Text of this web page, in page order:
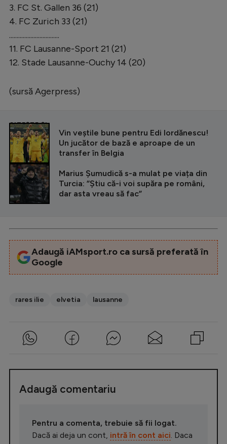
Creează cont
3. FC St. Gallen 36 (21)
4. FC Zurich 33 (21)
.................................
11. FC Lausanne-Sport 21 (21)
12. Stade Lausanne-Ouchy 14 (20)
(sursă Agerpress)
CITEȘTE ȘI
Vin veștile bune pentru Edi Iordănescu!
Un jucător de bază e aproape de un
transfer în Belgia
Marius Șumudică s-a mulat pe viața din
Turcia: ”Știu că-i voi supăra pe români,
dar asta vreau să fac”
Adaugă iAMsport.ro ca sursă preferată în
Google
rares ilie elvetia lausanne
Adaugă comentariu
Pentru a comenta, trebuie să fii logat.
Dacă ai deja un cont, intră în cont aici . Daca